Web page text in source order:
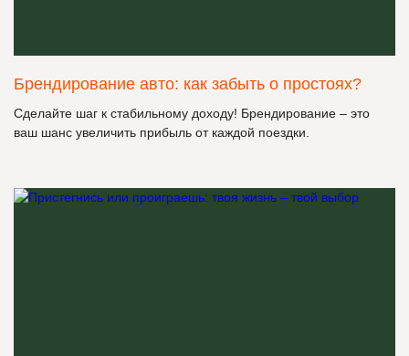
Брендирование авто: как забыть о простоях?
Сделайте шаг к стабильному доходу! Брендирование – это
ваш шанс увеличить прибыль от каждой поездки.